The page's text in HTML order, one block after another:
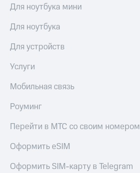
Для ноутбука мини
Для ноутбука
Для устройств
Услуги
Мобильная связь
Роуминг
Перейти в МТС со своим номером
Оформить eSIM
Оформить SIM-карту в Telegram